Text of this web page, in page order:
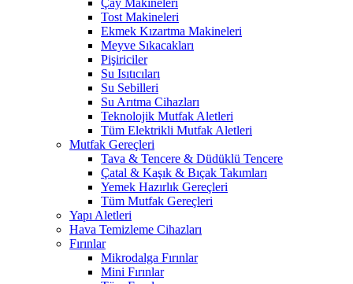
Çay Makineleri
Tost Makineleri
Ekmek Kızartma Makineleri
Meyve Sıkacakları
Pişiriciler
Su Isıtıcıları
Su Sebilleri
Su Arıtma Cihazları
Teknolojik Mutfak Aletleri
Tüm Elektrikli Mutfak Aletleri
Mutfak Gereçleri
Tava & Tencere & Düdüklü Tencere
Çatal & Kaşık & Bıçak Takımları
Yemek Hazırlık Gereçleri
Tüm Mutfak Gereçleri
Yapı Aletleri
Hava Temizleme Cihazları
Fırınlar
Mikrodalga Fırınlar
Mini Fırınlar